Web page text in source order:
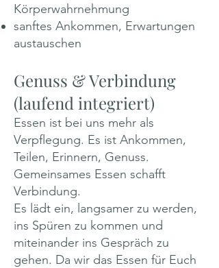
Körperwahrnehmung
sanftes Ankommen, Erwartungen
austauschen
Genuss & Verbindung
(laufend integriert)
Essen ist bei uns mehr als
Verpflegung. Es ist Ankommen,
Teilen, Erinnern, Genuss.
Gemeinsames Essen schafft
Verbindung.
Es lädt ein, langsamer zu werden,
ins Spüren zu kommen und
miteinander ins Gespräch zu
gehen. Da wir das Essen für Euch